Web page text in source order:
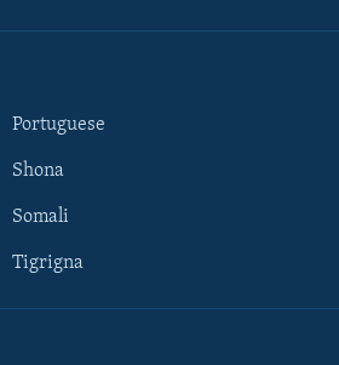
Portuguese
Shona
Somali
Tigrigna